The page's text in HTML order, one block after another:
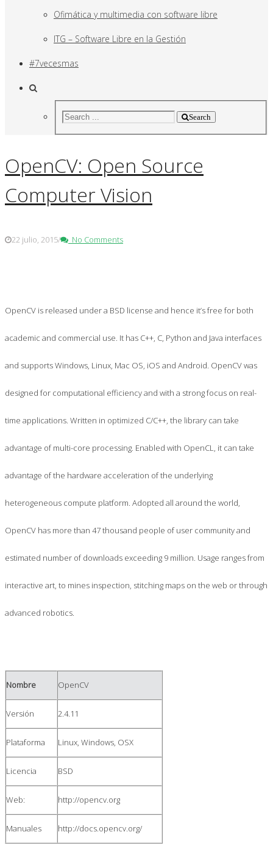
Ofimática y multimedia con software libre
ITG – Software Libre en la Gestión
#7vecesmas
Search
OpenCV: Open Source
Computer Vision
22 julio, 2015/ No Comments
OpenCV is released under a BSD license and hence it’s free for both
academic and commercial use. It has C++, C, Python and Java interfaces
and supports Windows, Linux, Mac OS, iOS and Android. OpenCV was
designed for computational efficiency and with a strong focus on real-
time applications. Written in optimized C/C++, the library can take
advantage of multi-core processing. Enabled with OpenCL, it can take
advantage of the hardware acceleration of the underlying
heterogeneous compute platform. Adopted all around the world,
OpenCV has more than 47 thousand people of user community and
estimated number of downloads exceeding 9 million. Usage ranges from
interactive art, to mines inspection, stitching maps on the web or through
advanced robotics.
Nombre OpenCV
Versión 2.4.11
Plataforma Linux, Windows, OSX
Licencia BSD
Web: http://opencv.org
Manuales http://docs.opencv.org/